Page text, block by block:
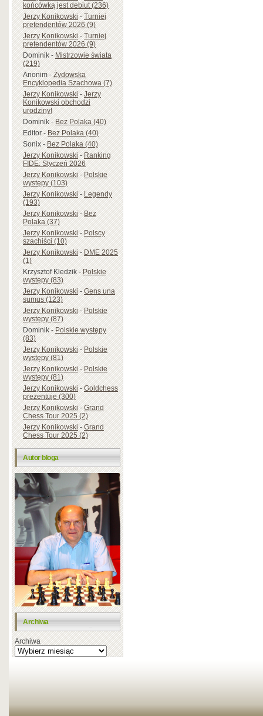
końcówką jest debiut (236)
Jerzy Konikowski-Turniej
pretendentów 2026 (9)
Jerzy Konikowski-Turniej
pretendentów 2026 (9)
Dominik-Mistrzowie świata
(219)
Anonim-Żydowska
Encyklopedia Szachowa (7)
Jerzy Konikowski-Jerzy
Konikowski obchodzi
urodziny!
Dominik-Bez Polaka (40)
Editor-Bez Polaka (40)
Sonix-Bez Polaka (40)
Jerzy Konikowski-Ranking
FIDE: Styczeń 2026
Jerzy Konikowski-Polskie
występy (103)
Jerzy Konikowski-Legendy
(193)
Jerzy Konikowski-Bez
Polaka (37)
Jerzy Konikowski-Polscy
szachiści (10)
Jerzy Konikowski-DME 2025
(1)
Krzysztof Kledzik-Polskie
występy (83)
Jerzy Konikowski-Gens una
sumus (123)
Jerzy Konikowski-Polskie
występy (87)
Dominik-Polskie występy
(83)
Jerzy Konikowski-Polskie
występy (81)
Jerzy Konikowski-Polskie
występy (81)
Jerzy Konikowski-Goldchess
prezentuje (300)
Jerzy Konikowski-Grand
Chess Tour 2025 (2)
Jerzy Konikowski-Grand
Chess Tour 2025 (2)
Autor bloga
Archiwa
Archiwa